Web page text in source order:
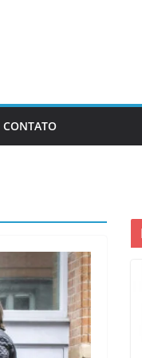
CONTATO